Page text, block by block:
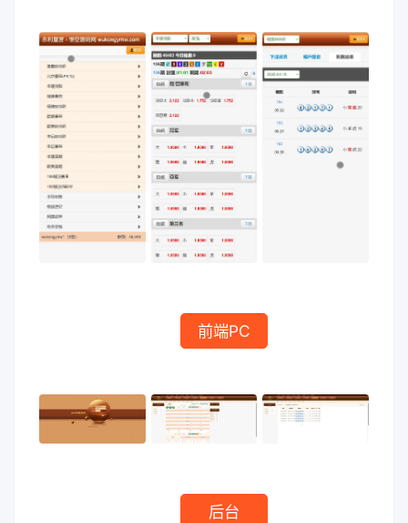
前端PC
后台